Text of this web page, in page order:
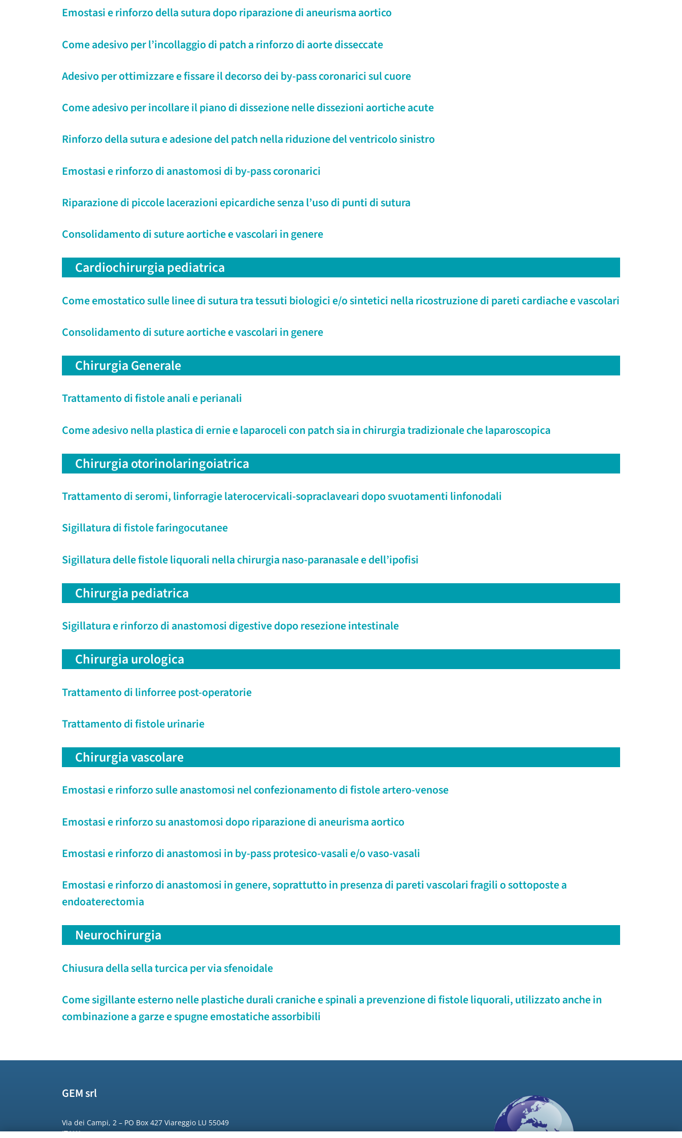
Emostasi e rinforzo della sutura dopo riparazione di aneurisma aortico
Come adesivo per l’incollaggio di patch a rinforzo di aorte disseccate
Adesivo per ottimizzare e fissare il decorso dei by-pass coronarici sul cuore
Come adesivo per incollare il piano di dissezione nelle dissezioni aortiche acute
Rinforzo della sutura e adesione del patch nella riduzione del ventricolo sinistro
Emostasi e rinforzo di anastomosi di by-pass coronarici
Riparazione di piccole lacerazioni epicardiche senza l’uso di punti di sutura
Consolidamento di suture aortiche e vascolari in genere
Cardiochirurgia pediatrica
Come emostatico sulle linee di sutura tra tessuti biologici e/o sintetici nella ricostruzione di pareti cardiache e vascolari
Consolidamento di suture aortiche e vascolari in genere
Chirurgia Generale
Trattamento di fistole anali e perianali
Come adesivo nella plastica di ernie e laparoceli con patch sia in chirurgia tradizionale che laparoscopica
Chirurgia otorinolaringoiatrica
Trattamento di seromi, linforragie laterocervicali-sopraclaveari dopo svuotamenti linfonodali
Sigillatura di fistole faringocutanee
Sigillatura delle fistole liquorali nella chirurgia naso-paranasale e dell’ipofisi
Chirurgia pediatrica
Sigillatura e rinforzo di anastomosi digestive dopo resezione intestinale
Chirurgia urologica
Trattamento di linforree post-operatorie
Trattamento di fistole urinarie
Chirurgia vascolare
Emostasi e rinforzo sulle anastomosi nel confezionamento di fistole artero-venose
Emostasi e rinforzo su anastomosi dopo riparazione di aneurisma aortico
Emostasi e rinforzo di anastomosi in by-pass protesico-vasali e/o vaso-vasali
Emostasi e rinforzo di anastomosi in genere, soprattutto in presenza di pareti vascolari fragili o sottoposte a
endoaterectomia
Neurochirurgia
Chiusura della sella turcica per via sfenoidale
Come sigillante esterno nelle plastiche durali craniche e spinali a prevenzione di fistole liquorali, utilizzato anche in
combinazione a garze e spugne emostatiche assorbibili
GEM srl
Via dei Campi, 2 – PO Box 427 Viareggio LU 55049
ITALY